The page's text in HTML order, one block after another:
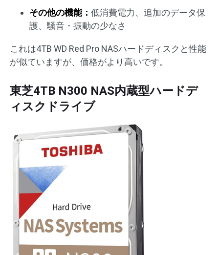
その他の機能： 低消費電力、追加のデータ保
護、騒音・振動の少なさ
これは4TB WD Red Pro NASハードディスクと性能
が似ていますが、価格がより高いです。
東芝4TB N300 NAS内蔵型ハードデ
ィスクドライブ